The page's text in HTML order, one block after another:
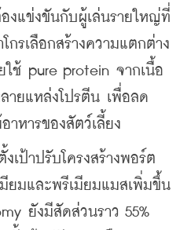
งแข่งขันกับผู้เล่นรายใหญ่ที่
กรเลือกสร้างความแตกต่าง
ช้ pure protein จากเนื้อ
ายแหล่งโปรตีน เพื่อลด
าหารของสัตว์เลี้ยง
ป้าปรับโครงสร้างพอร์ต
ยมและพรีเมียมแมสเพิ่มขึ้น
ยังมีสัดส่วนราว 55%